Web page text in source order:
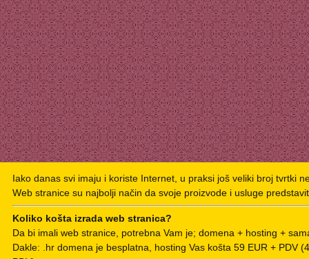
Iako danas svi imaju i koriste Internet, u praksi još veliki broj tvrtki
Web stranice su najbolji način da svoje proizvode i usluge
Koliko košta izrada web stranica?
Da bi imali web stranice, potrebna Vam je; domena + hosting +
Dakle: .hr domena je besplatna, hosting Vas košta 59 EUR + PDV